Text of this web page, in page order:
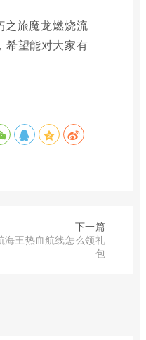
之旅魔龙燃烧流
希望能对大家有
下一篇
海王热血航线怎么领礼
包